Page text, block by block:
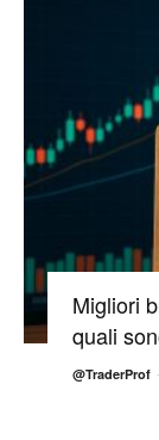
Migliori
quali
@TraderProf -